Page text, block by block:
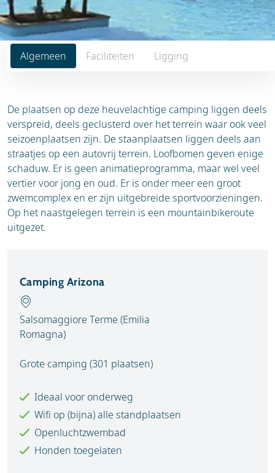
Algemeen Faciliteiten Ligging
De plaatsen op deze heuvelachtige camping liggen deels
verspreid, deels geclusterd over het terrein waar ook veel
seizoenplaatsen zijn. De staanplaatsen liggen deels aan
straatjes op een autovrij terrein. Loofbomen geven enige
schaduw. Er is geen animatieprogramma, maar wel veel
vertier voor jong en oud. Er is onder meer een groot
zwemcomplex en er zijn uitgebreide sportvoorzieningen.
Op het naastgelegen terrein is een mountainbikeroute
uitgezet.
Camping Arizona
Salsomaggiore Terme (Emilia
Romagna)
Grote camping (301 plaatsen)
Ideaal voor onderweg
Wifi op (bijna) alle standplaatsen
Openluchtzwembad
Honden toegelaten